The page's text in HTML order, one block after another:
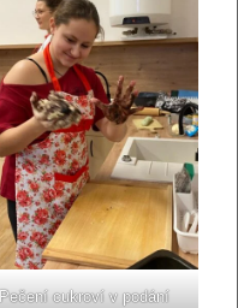
Pečení cukroví v podání